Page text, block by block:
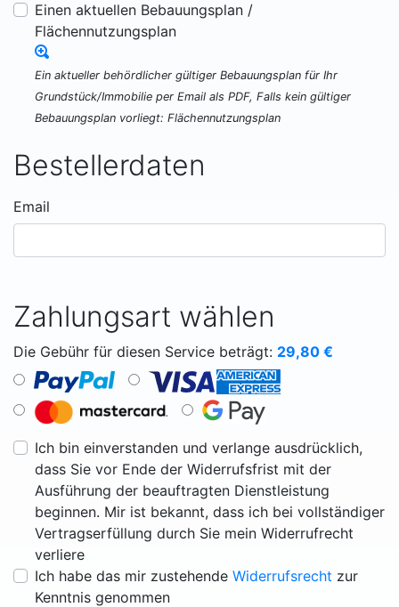
Einen aktuellen Bebauungsplan /
Flächennutzungsplan
Ein aktueller behördlicher gültiger Bebauungsplan für Ihr
Grundstück/Immobilie per Email als PDF, Falls kein gültiger
Bebauungsplan vorliegt: Flächennutzungsplan
Bestellerdaten
Email
Zahlungsart wählen
Die Gebühr für diesen Service beträgt: 29,80 €
Ich bin einverstanden und verlange ausdrücklich,
dass Sie vor Ende der Widerrufsfrist mit der
Ausführung der beauftragten Dienstleistung
beginnen. Mir ist bekannt, dass ich bei vollständiger
Vertragserfüllung durch Sie mein Widerrufrecht
verliere
Ich habe das mir zustehende Widerrufsrecht zur
Kenntnis genommen